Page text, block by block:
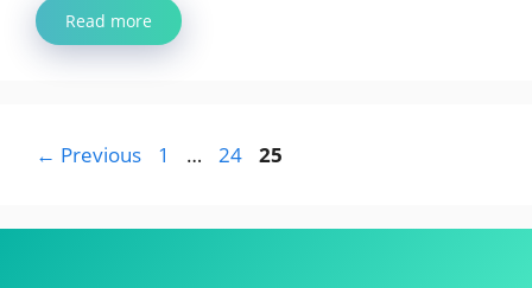
Read more
← Previous Page
1 … Page
24 Page
25